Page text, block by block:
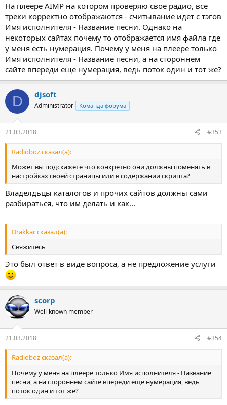
На плеере AIMP на котором проверяю свое радио, все
треки корректно отображаются - считывание идет с тэгов
Имя исполнителя - Название песни. Однако на
некоторых сайтах почему то отображается имя файла где
у меня есть нумерация. Почему у меня на плеере только
Имя исполнителя - Название песни, а на стороннем
сайте впереди еще нумерация, ведь поток один и тот же?
D djsoft
Administrator Команда форума
21.03.2018 #353
Radioboz сказал(а):
Может вы подскажете что конкретно они должны поменять в
настройках своей страницы или в содержании скрипта?
Владелдьцы каталогов и прочих сайтов должны сами
разбираться, что им делать и как...
Drakkar сказал(а):
Свяжитесь
Это был ответ в виде вопроса, а не предложение услуги
scorp
Well-known member
21.03.2018 #354
Radioboz сказал(а):
Почему у меня на плеере только Имя исполнителя - Название
песни, а на стороннем сайте впереди еще нумерация, ведь
поток один и тот же?